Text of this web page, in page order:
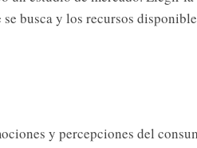
busca y los recursos
y percepciones del